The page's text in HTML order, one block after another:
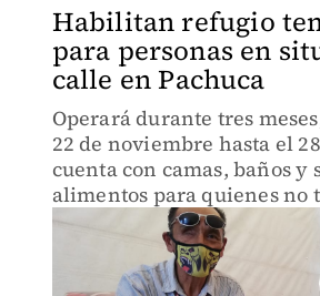
Habilitan refugio
para personas en
calle en Pachuca
Operará durante tres
22 de noviembre hasta el
cuenta con camas, baños y
alimentos para quienes no
lugar para pasar la noche